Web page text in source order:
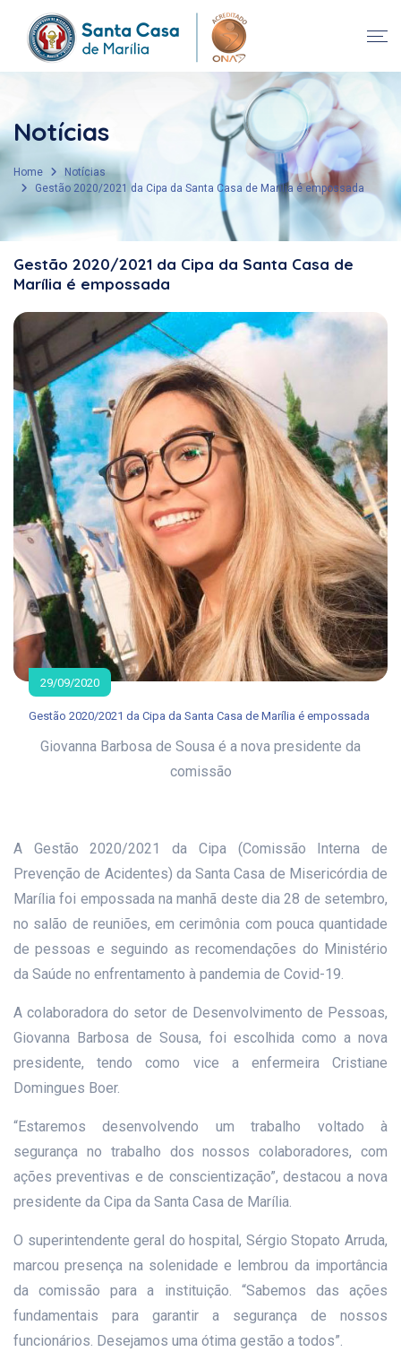
Notícias
Home
Notícias
Gestão 2020/2021 da Cipa da Santa Casa de Marília é empossada
Gestão 2020/2021 da Cipa da Santa Casa de
Marília é empossada
29/09/2020
Gestão 2020/2021 da Cipa da Santa Casa de Marília é empossada
Giovanna Barbosa de Sousa é a nova presidente da
comissão
A Gestão 2020/2021 da Cipa (Comissão Interna de
Prevenção de Acidentes) da Santa Casa de Misericórdia de
Marília foi empossada na manhã deste dia 28 de setembro,
no salão de reuniões, em cerimônia com pouca quantidade
de pessoas e seguindo as recomendações do Ministério
da Saúde no enfrentamento à pandemia de Covid-19.
A colaboradora do setor de Desenvolvimento de Pessoas,
Giovanna Barbosa de Sousa, foi escolhida como a nova
presidente, tendo como vice a enfermeira Cristiane
Domingues Boer.
“Estaremos desenvolvendo um trabalho voltado à
segurança no trabalho dos nossos colaboradores, com
ações preventivas e de conscientização”, destacou a nova
presidente da Cipa da Santa Casa de Marília.
O superintendente geral do hospital, Sérgio Stopato Arruda,
marcou presença na solenidade e lembrou da importância
da comissão para a instituição. “Sabemos das ações
fundamentais para garantir a segurança de nossos
funcionários. Desejamos uma ótima gestão a todos”.